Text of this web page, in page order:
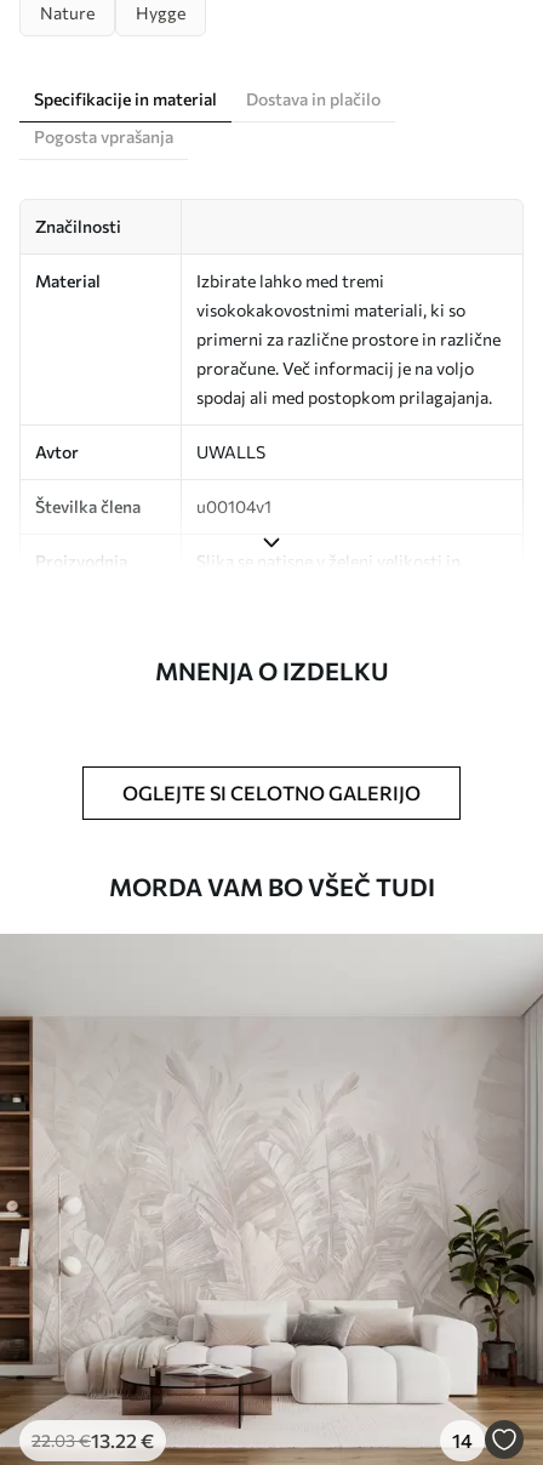
Nature Hygge
Specifikacije in material
Dostava in plačilo
Pogosta vprašanja
Značilnosti
Material
Izbirate lahko med tremi
visokokakovostnimi materiali, ki so
primerni za različne prostore in različne
proračune. Več informacij je na voljo
spodaj ali med postopkom prilagajanja.
Avtor UWALLS
Številka člena u00104v1
Proizvodnja
Slika se natisne v želeni velikosti in
Dodate lahko lak in/ali lepilo za tapete.
lahko očistite z vodo.
45
Premium vinil
.00 39 €/m²
Peel and Stick
81 .67 49 .00€ /m²
MNENJA O IZDELKU
OGLEJTE SI CELOTNO GALERIJO
MORDA VAM BO VŠEČ TUDI
22.03€13 .22 € 14